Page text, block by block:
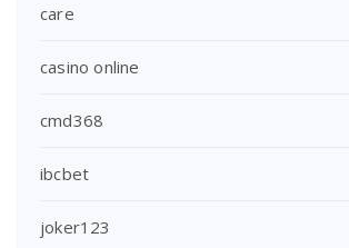
care
casino online
cmd368
ibcbet
joker123